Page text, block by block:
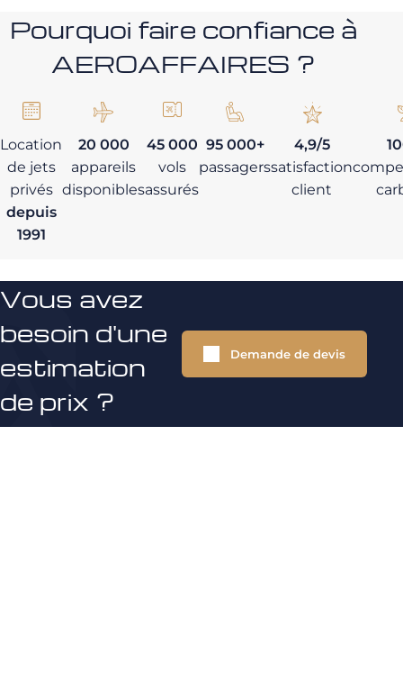
Pourquoi faire confiance à
AEROAFFAIRES ?
Location
de jets
privés
depuis
1991
20 000
appareils
disponibles
45 000
vols
assurés
95 000+
passagers
4,9/5
satisfaction
client
Vous avez
besoin d'une
estimation
de prix ?
Demande de devis